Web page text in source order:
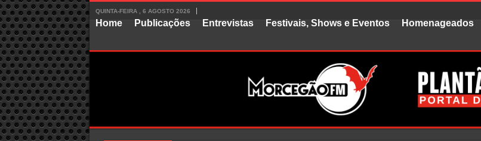
QUINTA-FEIRA , 6 AGOSTO 2026
Home Publicações Entrevistas Festivais, Shows e Eventos Homenageados